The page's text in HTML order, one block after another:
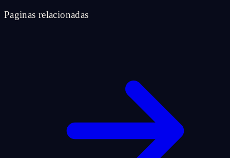
Paginas relacionadas